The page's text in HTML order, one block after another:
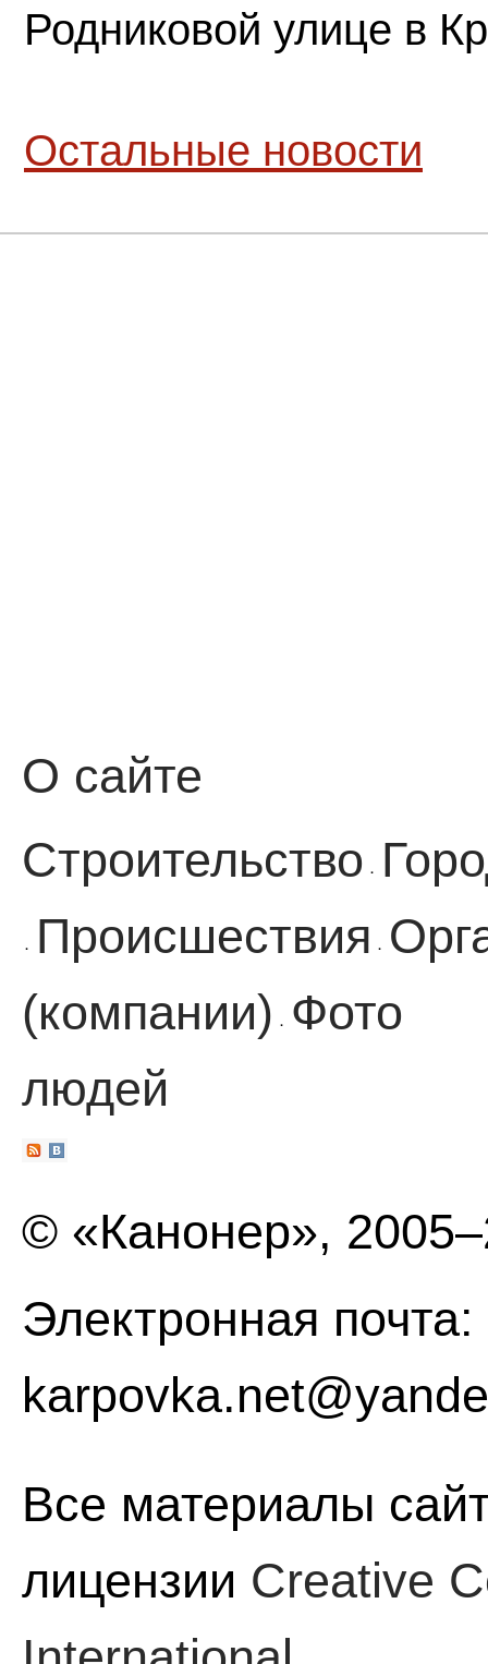
Родниковой улице в
Остальные новости
О сайте
Строительство ·
· Происшествия ·
(компании)
·
Фото
людей
© «Канонер»,
Электронная почта:
Все материалы
лицензии Creative